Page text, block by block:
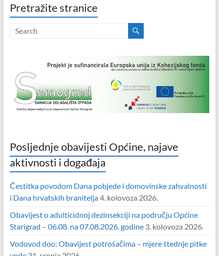
Pretražite stranice
Posljednje obavijesti Općine, najave
aktivnosti i događaja
Čestitka povodom Dana pobjede i domovinske zahvalnosti
i Dana hrvatskih branitelja4. kolovoza 2026.
Obavijest o adulticidnoj dezinsekciji na području Općine
Starigrad – 06.08. na 07.08.2026. godine 3. kolovoza 2026.
Vodovod doo: Obavijest potrošačima – mjere štednje pitke